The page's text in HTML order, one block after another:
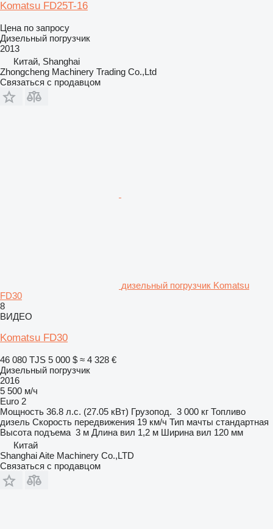
Komatsu FD25T-16
Цена по запросу
Дизельный погрузчик
2013
Китай, Shanghai
Zhongcheng Machinery Trading Co.,Ltd
Связаться с продавцом
дизельный погрузчик Komatsu
FD30
8
ВИДЕО
Komatsu FD30
46 080 TJS 5 000 $ ≈ 4 328 €
Дизельный погрузчик
2016
5 500 м/ч
Euro 2
Мощность 36.8 л.с. (27.05 кВт) Грузопод. 3 000 кг Топливо
дизель Скорость передвижения 19 км/ч Тип мачты стандартная
Высота подъема 3 м Длина вил 1,2 м Ширина вил 120 мм
Китай
Shanghai Aite Machinery Co.,LTD
Связаться с продавцом